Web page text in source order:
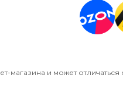
магазина и может